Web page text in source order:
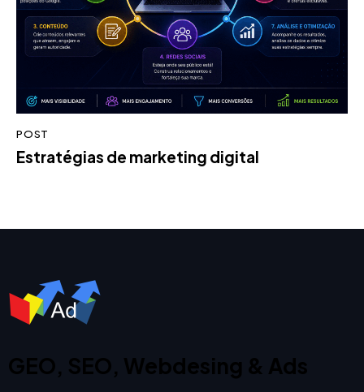
POST
Estratégias de marketing digital
GEO, SEO, Webdesing & Ads